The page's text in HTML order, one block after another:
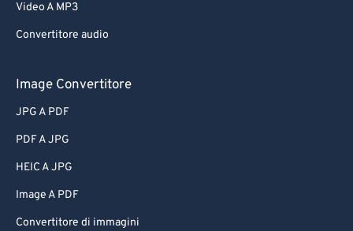
Video A MP3
Convertitore audio
Image Convertitore
JPG A PDF
PDF A JPG
HEIC A JPG
Image A PDF
Convertitore di immagini